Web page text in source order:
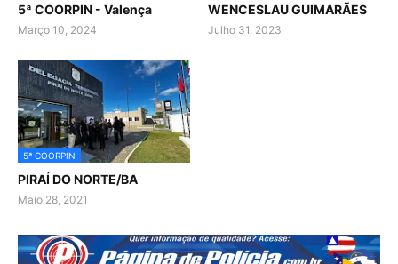
5ª COORPIN - Valença
Março 10, 2024
WENCESLAU GUIMARÃES
Julho 31, 2023
5ª COORPIN
PIRAÍ DO NORTE/BA
Maio 28, 2021